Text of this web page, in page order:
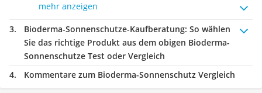
mehr anzeigen
Bioderma-Sonnenschutze-Kaufberatung: So wählen
Sie das richtige Produkt aus dem obigen Bioderma-
Sonnenschutze Test oder Vergleich
Kommentare zum Bioderma-Sonnenschutz Vergleich